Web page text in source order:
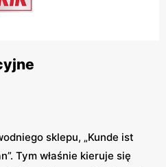
sklepu, „Kunde ist
Tym właśnie kieruje się